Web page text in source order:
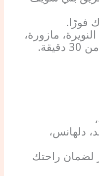
فورًا.
مازورة،
دلهانس،
لضمان راحتك